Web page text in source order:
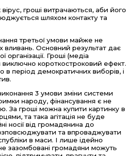
гроші витрачаються, аби його
шляхом контакту та
третьої умови майже не
вливань. Основний результат дає
Гроші (медіа
короткостроковий ефект.
в період демократичних виборів, і
3 умови зміни системи
народу, фінансування є не
За гроші можна купити картинку в
та така агітація не буде
носії від громадянина до
та впроваджувати
в маси. І лише ідейно
зазомбовані громадяни можуть